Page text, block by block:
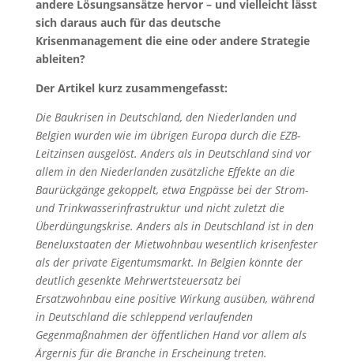
andere Lösungsansätze hervor – und vielleicht lässt
sich daraus auch für das deutsche
Krisenmanagement die eine oder andere Strategie
ableiten?
Der Artikel kurz zusammengefasst:
Die Baukrisen in Deutschland, den Niederlanden und
Belgien wurden wie im übrigen Europa durch die EZB-
Leitzinsen ausgelöst. Anders als in Deutschland sind vor
allem in den Niederlanden zusätzliche Effekte an die
Baurückgänge gekoppelt, etwa Engpässe bei der Strom-
und Trinkwasserinfrastruktur und nicht zuletzt die
Überdüngungskrise. Anders als in Deutschland ist in den
Beneluxstaaten der Mietwohnbau wesentlich krisenfester
als der private Eigentumsmarkt. In Belgien könnte der
deutlich gesenkte Mehrwertsteuersatz bei
Ersatzwohnbau eine positive Wirkung ausüben, während
in Deutschland die schleppend verlaufenden
Gegenmaßnahmen der öffentlichen Hand vor allem als
Ärgernis für die Branche in Erscheinung treten.